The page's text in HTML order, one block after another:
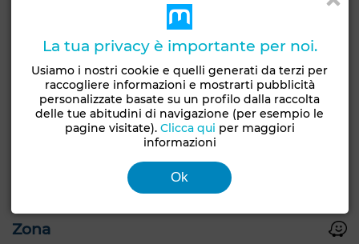
Zona
La tua privacy è importante per noi.
Usiamo i nostri cookie e quelli generati da terzi per
raccogliere informazioni e mostrarti pubblicità
personalizzate basate su un profilo dalla raccolta
delle tue abitudini di navigazione (per esempio le
pagine visitate). Clicca qui per maggiori
informazioni
Ok